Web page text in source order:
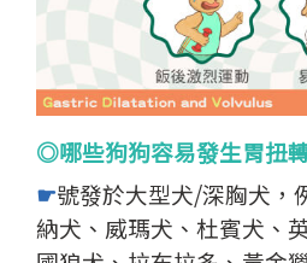
◎哪些狗狗容易發生胃扭
☛號發於大型犬/深胸犬，
納犬、威瑪犬、杜賓犬、